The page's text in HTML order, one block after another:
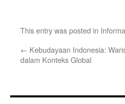
This entry was posted in
← Kebudayaan Indonesia:
dalam Konteks Global